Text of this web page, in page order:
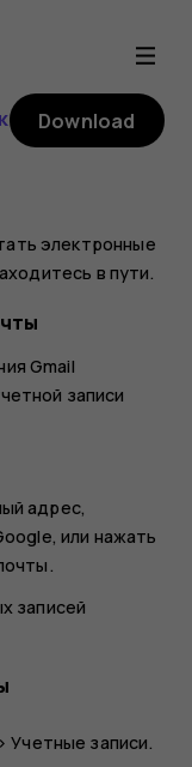
Download
электронные
в пути.
Gmail
записи
адрес,
или нажать
.
записей
>Учетные записи.